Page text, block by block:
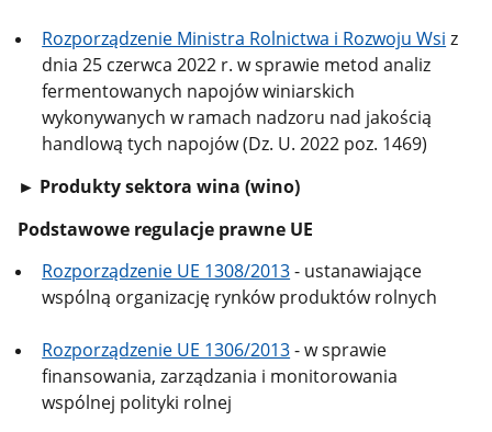
Rozporządzenie Ministra Rolnictwa i Rozwoju Wsi z
dnia 25 czerwca 2022 r. w sprawie metod analiz
fermentowanych napojów winiarskich
wykonywanych w ramach nadzoru nad jakością
handlową tych napojów (Dz. U. 2022 poz. 1469)
► Produkty sektora wina (wino)
Podstawowe regulacje prawne UE
Rozporządzenie UE 1308/2013- ustanawiające
wspólną organizację rynków produktów rolnych
Rozporządzenie UE 1306/2013- w sprawie
finansowania, zarządzania i monitorowania
wspólnej polityki rolnej